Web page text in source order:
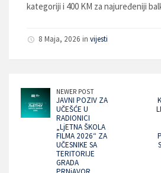
kategoriji i 400 KM za najuređeniji
8 Maja, 2026 in vijesti
NEWER POST
JAVNI POZIV ZA
UČEŠĆE U
RADIONICI
„LjETNA ŠKOLA
FILMA 2026“ ZA
UČESNIKE SA
TERITORIJE
GRADA